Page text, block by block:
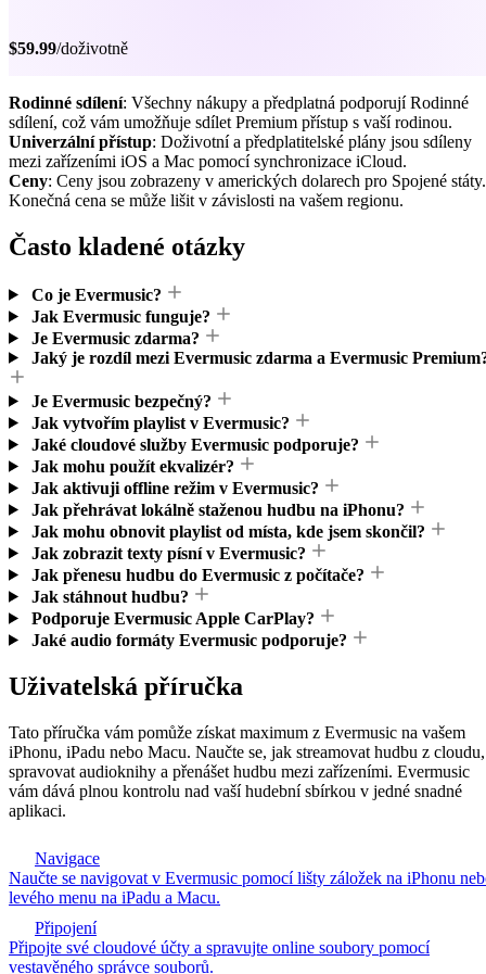
$59.99/doživotně
Rodinné sdílení: Všechny nákupy a předplatná podporují Rodinné
sdílení, což vám umožňuje sdílet Premium přístup s vaší rodinou.
Univerzální přístup: Doživotní a předplatitelské plány jsou sdíleny
mezi zařízeními iOS a Mac pomocí synchronizace iCloud.
Ceny: Ceny jsou zobrazeny v amerických dolarech pro Spojené státy.
Konečná cena se může lišit v závislosti na vašem regionu.
Často kladené otázky
Co je Evermusic?
Jak Evermusic funguje?
Je Evermusic zdarma?
Jaký je rozdíl mezi Evermusic zdarma a Evermusic
Je Evermusic bezpečný?
Jak vytvořím playlist v Evermusic?
Jaké cloudové služby Evermusic podporuje?
Jak mohu použít ekvalizér?
Jak aktivuji offline režim v Evermusic?
Jak přehrávat lokálně staženou hudbu na iPhonu?
Jak mohu obnovit playlist od místa, kde jsem skončil?
Jak zobrazit texty písní v Evermusic?
Jak přenesu hudbu do Evermusic z počítače?
Jak stáhnout hudbu?
Podporuje Evermusic Apple CarPlay?
Jaké audio formáty Evermusic podporuje?
Uživatelská příručka
Tato příručka vám pomůže získat maximum z Evermusic na vašem
iPhonu, iPadu nebo Macu. Naučte se, jak streamovat hudbu z cloudu,
spravovat audioknihy a přenášet hudbu mezi zařízeními. Evermusic
vám dává plnou kontrolu nad vaší hudební sbírkou v jedné snadné
aplikaci.
Navigace
Naučte se navigovat v Evermusic pomocí lišty záložek na iPhonu
levého menu na iPadu a Macu.
Připojení
Připojte své cloudové účty a spravujte online soubory pomocí
vestavěného správce souborů.